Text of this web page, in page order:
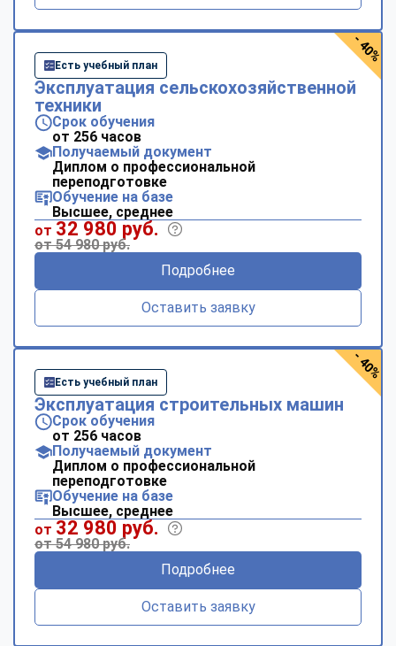
Есть учебный план
Эксплуатация сельскохозяйственной
техники
Срок обучения
от 256 часов
Получаемый документ
Диплом о профессиональной
переподготовке
Обучение на базе
Высшее, среднее
от 32 980 руб.
от 54 980 руб.
Подробнее
Оставить заявку
- 40%
Есть учебный план
Эксплуатация строительных машин
Срок обучения
от 256 часов
Получаемый документ
Диплом о профессиональной
переподготовке
Обучение на базе
Высшее, среднее
от 32 980 руб.
от 54 980 руб.
Подробнее
Оставить заявку
- 40%